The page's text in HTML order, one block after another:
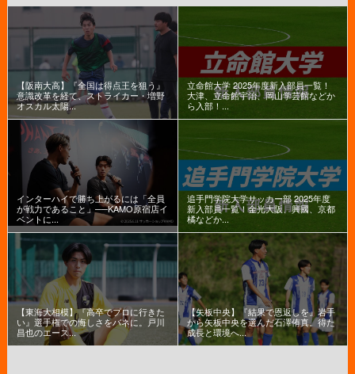
【阪南大高】『全国は得点王を狙う』
意識改革を経て、ストライカー・増野
オスカル太陽...
立命館大学 2025年度新入部員一覧！
大津、立命館宇治、岡山学芸館などか
ら入部！...
インターハイで勝ち上がるには「全員
が戦力であること」──KAMO原宿店イ
ベントに...
追手門学院大学サッカー部 2025年度
新入部員一覧！金光大阪、興國、京都
橘などか...
【東海大相模】『高卒でプロに行きた
い』選手権での悔しさをバネに。戸川
昌也のエース...
【矢板中央】『結果で恩返しを』岩手
から矢板中央を選んだ石澤侑真。得た
成長と環境へ...